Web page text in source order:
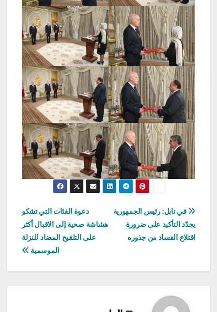
تصفّح
المقالات
دعوة الفئات التي تشكو
هشاشة صحية إلى الاقبال أكثر
على التلقيح المضاد للنزلة
الموسمية
في نابل: رئيس الجمهورية
يجدّد التأكيد على ضرورة
اقتلاع الفساد من جذوره